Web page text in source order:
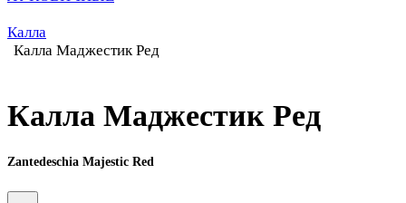
Калла
Калла Маджестик Ред
Калла Маджестик Ред
Zantedeschia Majestic Red